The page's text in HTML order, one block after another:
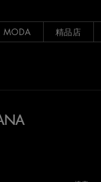
MODA 精品店